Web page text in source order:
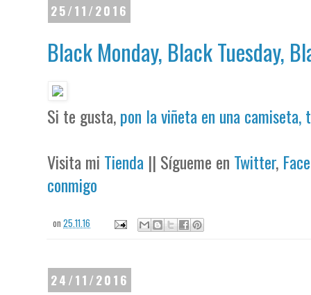
25/11/2016
Black Monday, Black Tuesday,
Si te gusta,pon la viñeta en una camiseta,
Visita mi Tienda || Sígueme en Twitter,
conmigo
on25.11.16
24/11/2016